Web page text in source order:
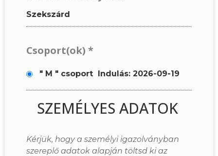
Szekszárd
Csoport(ok) *
" M " csoport Indulás: 2026-09-19
SZEMÉLYES ADATOK
Kérjük, hogy a személyi igazolványban
szereplő adatok alapján töltsd ki az